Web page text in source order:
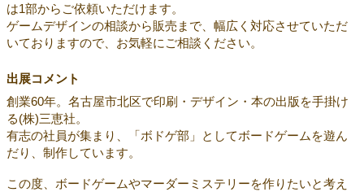
は1部からご依頼いただけます。
ゲームデザインの相談から販売まで、幅広く対応させていただ
いておりますので、お気軽にご相談ください。
出展コメント
創業60年。名古屋市北区で印刷・デザイン・本の出版を手掛け
る(株)三恵社。
有志の社員が集まり、「ボドゲ部」としてボードゲームを遊ん
だり、制作しています。
この度、ボードゲームやマーダーミステリーを作りたいと考え